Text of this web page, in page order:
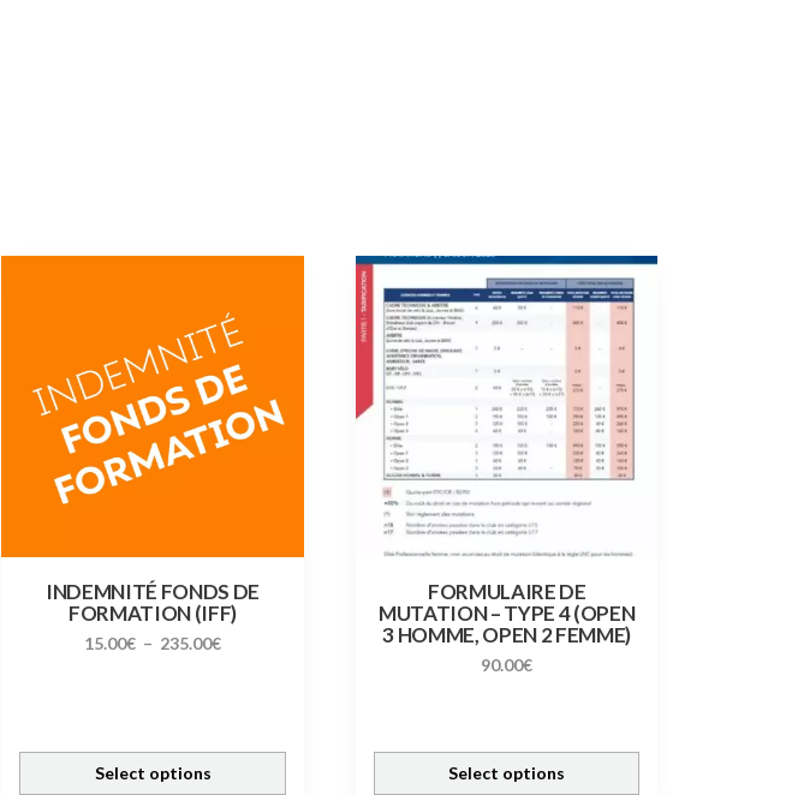
INDEMNITÉ FONDS DE
FORMATION (IFF)
15.00€ – 235.00€Plage
à
Select options
variations.
peuvent
sur
FORMULAIRE DE
MUTATION – TYPE 4 (OPEN
3 HOMME, OPEN 2 FEMME)
90.00€
Select options